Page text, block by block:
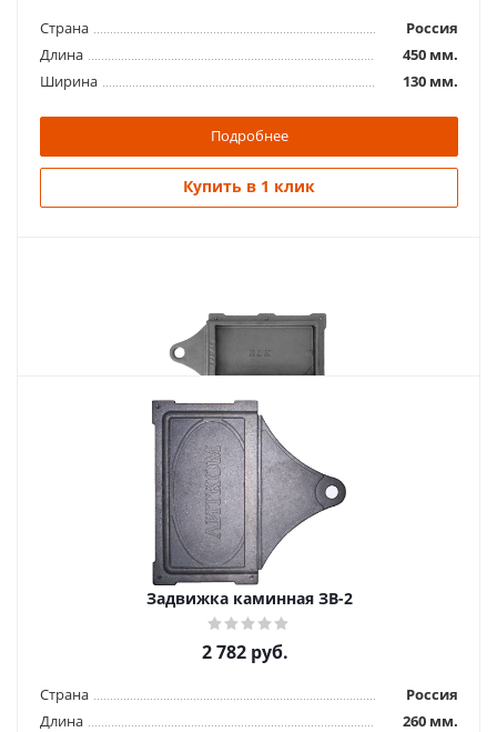
Страна
Россия
Длина
450 мм.
Ширина
130 мм.
Подробнее
Купить в 1 клик
Задвижка печная ЗВ-3Ау (РУбцовск)
1 626руб.
Подробнее
Похожие товары
Задвижка каминная ЗВ-2
2 782 руб.
Страна
Россия
Длина
260 мм.